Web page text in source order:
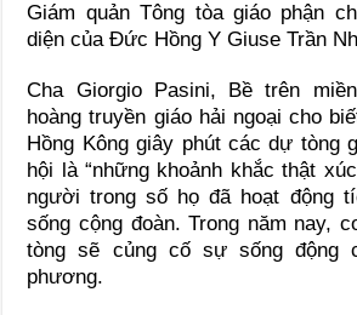
Giám quản Tông tòa giáo phận
diện của Đức Hồng Y Giuse Trần
Cha Giorgio Pasini, Bề trên
hoàng truyền giáo hải ngoại cho
Hồng Kông giây phút các dự tòng
hội là “những khoảnh khắc thật
người trong số họ đã hoạt động
sống cộng đoàn. Trong năm nay,
tòng sẽ củng cố sự sống động
phương.